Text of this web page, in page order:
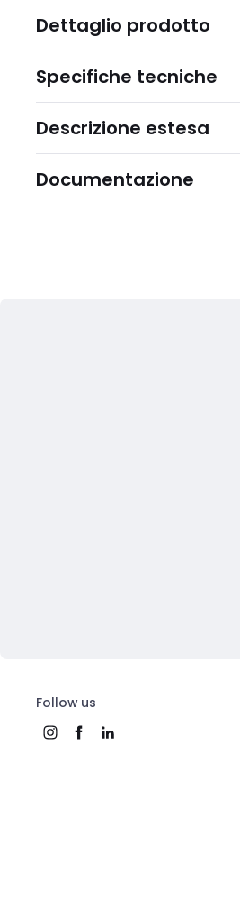
Dettaglio prodotto
Specifiche tecniche
Descrizione estesa
Documentazione
Follow us